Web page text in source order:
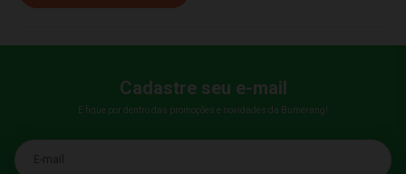
Cadastre seu e-mail
E fique por dentro das promoções e novidades da Bumerang!
E-mail